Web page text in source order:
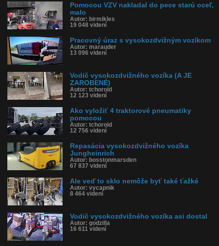
Pomocou VZV nakladal do pece starú oceľ,
malo
Autor: birmikles
19 048 videní
Pracovný úraz s vysokozdvižným vozíkom
Autor: marauder
13 096 videní
Vodič vysokozdvižného vozíka (A JE
ZAROBENÉ)
Autor: tchoroid
12 123 videní
Ako vyložiť 4 traktorové pneumatiky
pomocou
Autor: tchoroid
12 756 videní
Repasácia vysokozdvižného vozíka
Jungheinrich
Autor: bosstonmarsden
67 837 videní
Ale veď to sklo nemôže byť také ťažké
Autor: vycapnik
8 464 videní
Vodič vysokozdvižného vozíka asi dostal
Autor: godzilla
16 611 videní